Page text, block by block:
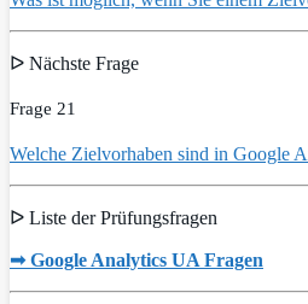
ᐅ Nächste Frage
Frage 21
Welche Zielvorhaben sind in Google
ᐅ Liste der Prüfungsfragen
➟ Google Analytics UA Fragen